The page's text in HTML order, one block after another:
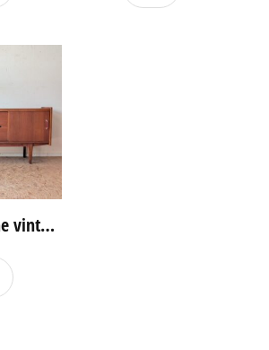
Enfilade chêne vintage portes coulissantes